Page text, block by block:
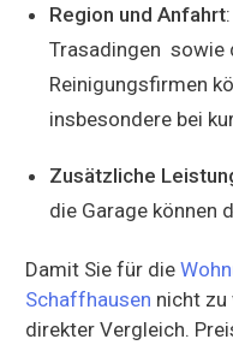
Region und Anfahrt
Trasadingen sowie
Reinigungsfirmen
insbesondere bei
Zusätzliche
die Garage können
Damit Sie für die
Schaffhausen nicht zu
direkter Vergleich.